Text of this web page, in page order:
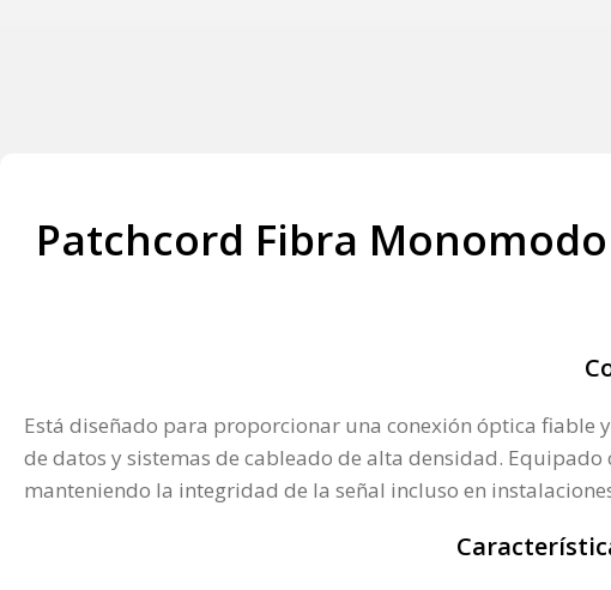
Patchcord Fibra Monomodo
Está diseñado para proporcionar una conexión óptica fiable
de datos y sistemas de cableado de alta densidad. Equipado
manteniendo la integridad de la señal incluso en